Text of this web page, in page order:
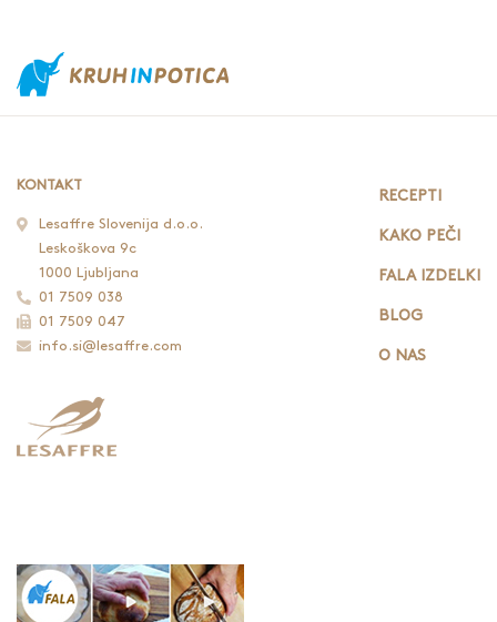
KONTAKT
Lesaffre Slovenija d.o.o.
Leskoškova 9c
1000 Ljubljana
01 7509 038
01 7509 047
info.si@lesaffre.com
RECEPTI
KAKO PEČI
FALA IZDELKI
BLOG
O NAS